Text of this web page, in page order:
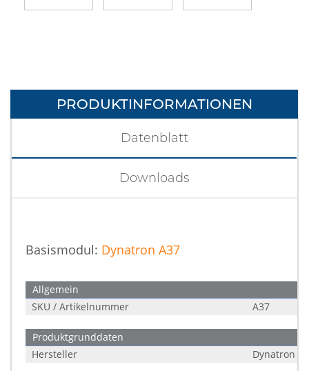
PRODUKTINFORMATIONEN
Datenblatt
Downloads
Basismodul: Dynatron A37
Allgemein
SKU / Artikelnummer
A37
Produktgrunddaten
Hersteller
Dynatron